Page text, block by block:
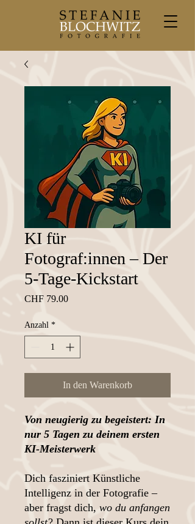
KI für
Fotograf:innen – Der
5-Tage-Kickstart
CHF 79.00Preis
Anzahl *
In den Warenkorb
Von neugierig zu begeistert: In
nur 5 Tagen zu deinem ersten
KI-Meisterwerk
Dich fasziniert Künstliche
Intelligenz in der Fotografie –
aber fragst dich, wo du anfangen